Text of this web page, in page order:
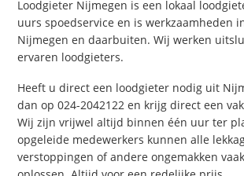
Loodgieter Nijmegen is een lokaal
uurs spoedservice en is werkzaamheden
Nijmegen en daarbuiten. Wij werken
ervaren loodgieters.
Heeft u direct een loodgieter nodig uit
dan op 024-2042122 en krijg direct een
Wij zijn vrijwel altijd binnen één uur ter
opgeleide medewerkers kunnen alle
verstoppingen of andere ongemakken